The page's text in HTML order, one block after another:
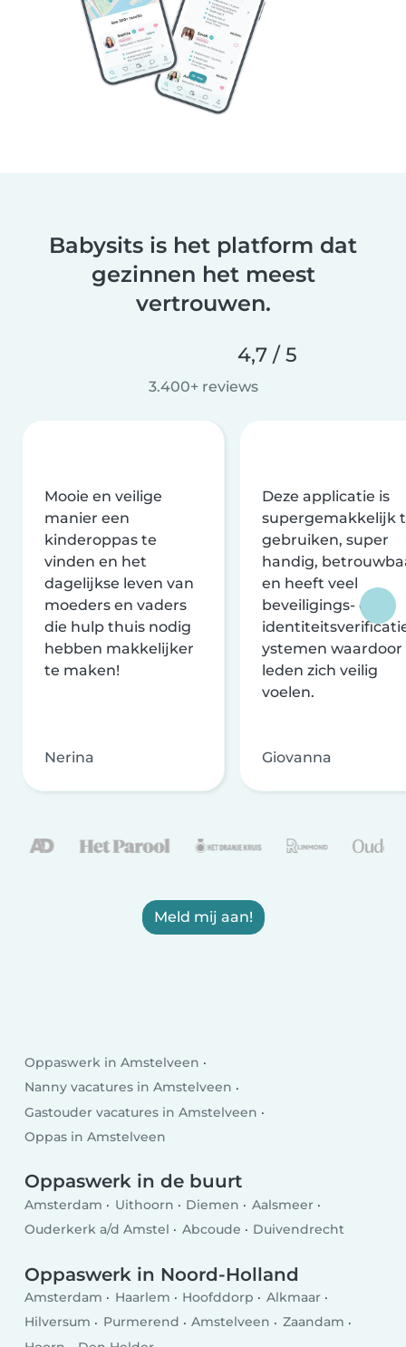
Babysits is het platform dat
gezinnen het meest
vertrouwen.
4,7 / 5
3.400+ reviews
Mooie en veilige
manier een
kinderoppas te
vinden en het
dagelijkse leven van
moeders en vaders
die hulp thuis nodig
hebben makkelijker
te maken!
Nerina
Deze applicatie is
supergemakkelijk
gebruiken, super
handig,
en heeft veel
beveiligings- en
ystemen waardoor
leden zich veilig
voelen.
Giovanna
Meld mij aan!
Oppaswerk in Amstelveen
Nanny vacatures in Amstelveen
Gastouder vacatures in Amstelveen
Oppas in Amstelveen
Oppaswerk in de buurt
Amsterdam Uithoorn Diemen
Aalsmeer
Ouderkerk a/d Amstel
Abcoude Duivendrecht
Oppaswerk in Noord-Holland
Amsterdam Haarlem Hoofddorp
Alkmaar
Hilversum
Purmerend Amstelveen
Zaandam